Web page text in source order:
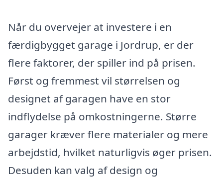
Når du overvejer at investere i en
færdigbygget garage i Jordrup, er der
flere faktorer, der spiller ind på prisen.
Først og fremmest vil størrelsen og
designet af garagen have en stor
indflydelse på omkostningerne. Større
garager kræver flere materialer og mere
arbejdstid, hvilket naturligvis øger prisen.
Desuden kan valg af design og